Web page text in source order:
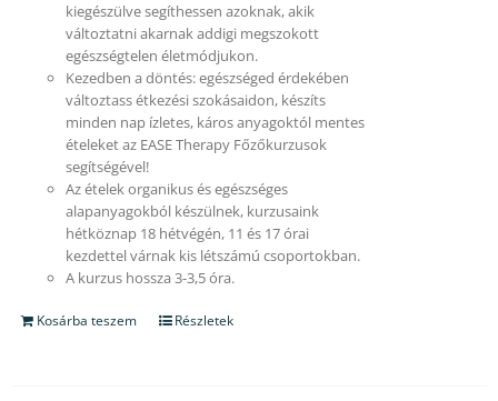
kiegészülve segíthessen azoknak, akik
változtatni akarnak addigi megszokott
egészségtelen életmódjukon.
Kezedben a döntés: egészséged érdekében
változtass étkezési szokásaidon, készíts
minden nap ízletes, káros anyagoktól mentes
ételeket az EASE Therapy Főzőkurzusok
segítségével!
Az ételek organikus és egészséges
alapanyagokból készülnek, kurzusaink
hétköznap 18 hétvégén, 11 és 17 órai
kezdettel várnak kis létszámú csoportokban.
A kurzus hossza 3-3,5 óra.
Kosárba teszem Részletek